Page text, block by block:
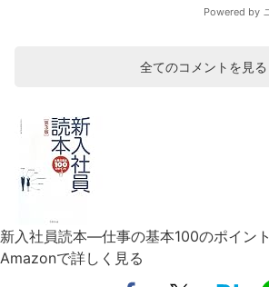
全てのコメントを見る
新入社員読本―仕事の基本100のポイント
Amazonで詳しく見る